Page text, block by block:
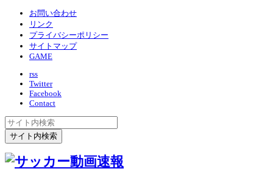
お問い合わせ
リンク
プライバシーポリシー
サイトマップ
GAME
rss
Twitter
Facebook
Contact